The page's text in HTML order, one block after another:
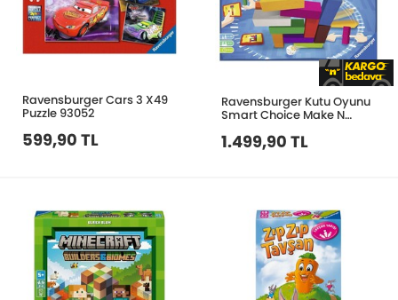
Ravensburger Cars 3 X49
Puzzle 93052
599,90 TL
Ravensburger Kutu Oyunu
Smart Choice Make N
1.499,90 TL